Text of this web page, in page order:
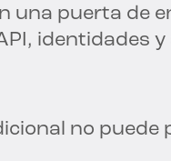
una puerta de
identidades
no puede